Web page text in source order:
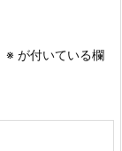
※ が付いている欄